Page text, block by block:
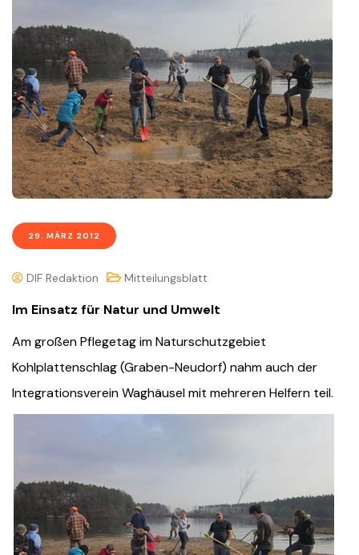
29. MÄRZ 2012
DIF Redaktion Mitteilungsblatt
Im Einsatz für Natur und Umwelt
Am großen Pflegetag im Naturschutzgebiet
Kohlplattenschlag (Graben-Neudorf) nahm auch der
Integrationsverein Waghäusel mit mehreren Helfern teil.